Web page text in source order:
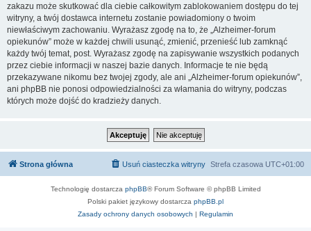
zakazu może skutkować dla ciebie całkowitym zablokowaniem dostępu do tej
witryny, a twój dostawca internetu zostanie powiadomiony o twoim
niewłaściwym zachowaniu. Wyrażasz zgodę na to, że „Alzheimer-forum
opiekunów” może w każdej chwili usunąć, zmienić, przenieść lub zamknąć
każdy twój temat, post. Wyrażasz zgodę na zapisywanie wszystkich podanych
przez ciebie informacji w naszej bazie danych. Informacje te nie będą
przekazywane nikomu bez twojej zgody, ale ani „Alzheimer-forum opiekunów”,
ani phpBB nie ponosi odpowiedzialności za włamania do witryny, podczas
których może dojść do kradzieży danych.
Strona główna Strefa czasowa UTC+01:00
Usuń ciasteczka witryny
Technologię dostarcza phpBB® Forum Software © phpBB Limited
Polski pakiet językowy dostarcza phpBB.pl
Zasady ochrony danych osobowych | Regulamin